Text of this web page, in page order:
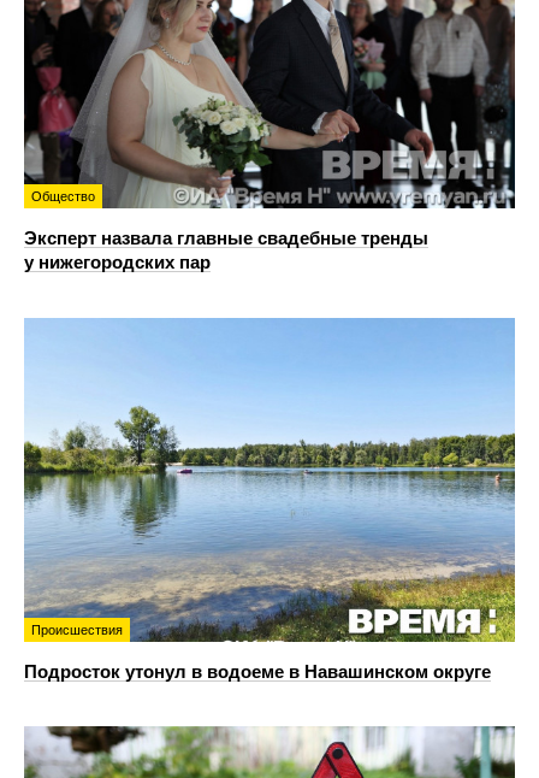
Общество
Эксперт назвала главные свадебные тренды
у нижегородских пар
Происшествия
Подросток утонул в водоеме в Навашинском округе